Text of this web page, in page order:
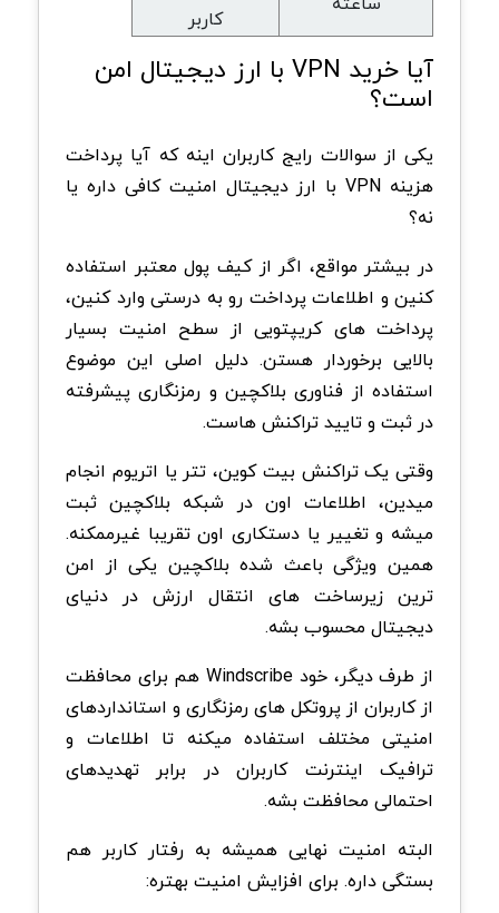
کاربر
آیا خرید VPN با ارز دیجیتال امن
است؟
یکی از سوالات رایج کاربران اینه که آیا پرداخت
هزینه VPN با ارز دیجیتال امنیت کافی داره یا
نه؟
در بیشتر مواقع، اگر از کیف پول معتبر استفاده
کنین و اطلاعات پرداخت رو به درستی وارد کنین،
پرداخت های کریپتویی از سطح امنیت بسیار
بالایی برخوردار هستن. دلیل اصلی این موضوع
استفاده از فناوری بلاکچین و رمزنگاری پیشرفته
در ثبت و تایید تراکنش هاست.
وقتی یک تراکنش بیت کوین، تتر یا اتریوم انجام
میدین، اطلاعات اون در شبکه بلاکچین ثبت
میشه و تغییر یا دستکاری اون تقریبا غیرممکنه.
همین ویژگی باعث شده بلاکچین یکی از امن
ترین زیرساخت های انتقال ارزش در دنیای
دیجیتال محسوب بشه.
از طرف دیگر، خود Windscribe هم برای محافظت
از کاربران از پروتکل های رمزنگاری و استانداردهای
امنیتی مختلف استفاده میکنه تا اطلاعات و
ترافیک اینترنت کاربران در برابر تهدیدهای
احتمالی محافظت بشه.
البته امنیت نهایی همیشه به رفتار کاربر هم
بستگی داره. برای افزایش امنیت بهتره: